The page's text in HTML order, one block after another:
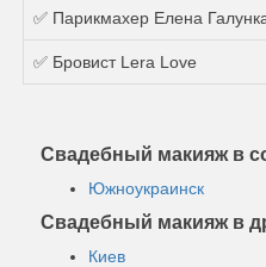
✅ Парикмахер Елена
✅ Бровист Lera Love
Свадебный макияж в
Южноукраинск
Свадебный макияж в
Киев